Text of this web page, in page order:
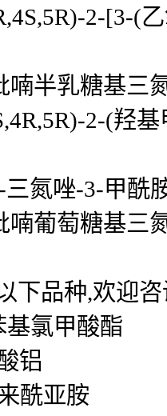
2-[3-
喃半乳糖基三
2-(羟
三氮唑-3-甲酰
喃葡萄糖基三
下品种,欢迎
基氯甲酸酯
铝
酰亚胺